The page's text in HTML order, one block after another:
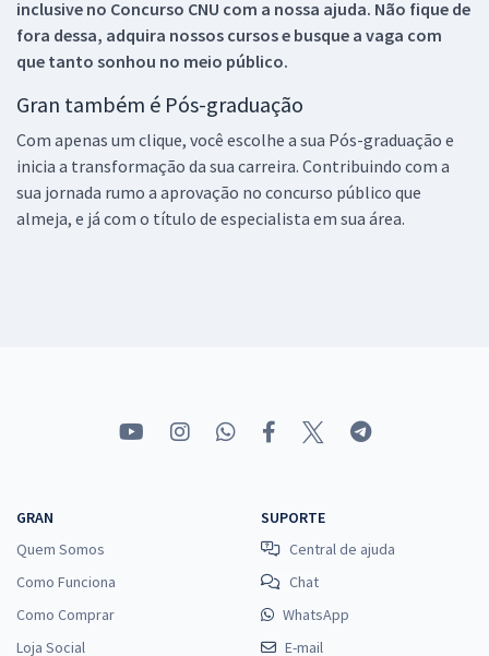
inclusive no Concurso CNU com a nossa ajuda. Não fique de
fora dessa, adquira nossos cursos e busque a vaga com
que tanto sonhou no meio público.
Gran também é Pós-graduação
Com apenas um clique, você escolhe a sua Pós-graduação e
inicia a transformação da sua carreira. Contribuindo com a
sua jornada rumo a aprovação no concurso público que
almeja, e já com o título de especialista em sua área.
GRAN
Quem Somos
Como Funciona
Como Comprar
Loja Social
SUPORTE
Central de ajuda
Chat
WhatsApp
E-mail